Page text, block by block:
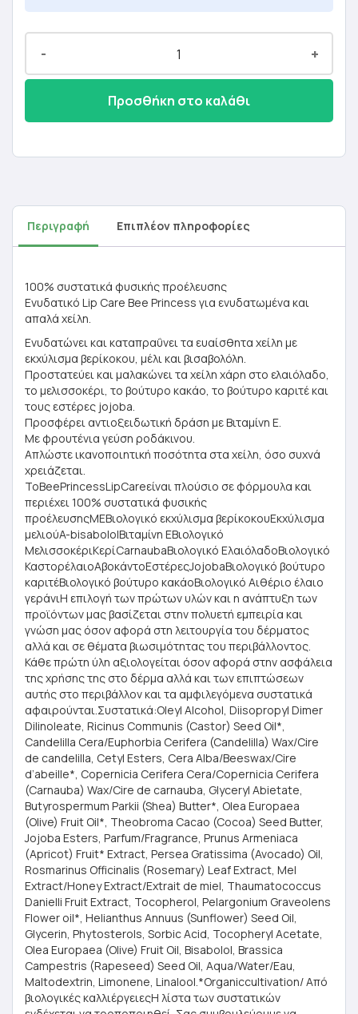
- +
Προσθήκη στο καλάθι
Περιγραφή Επιπλέον πληροφορίες
100% συστατικά φυσικής προέλευσης
Ενυδατικό Lip Care Bee Princess για ενυδατωμένα και
απαλά χείλη.
Ενυδατώνει και καταπραΰνει τα ευαίσθητα χείλη με
εκχύλισμα βερίκοκου, μέλι και βισαβολόλη.
Προστατεύει και μαλακώνει τα χείλη χάρη στο ελαιόλαδο,
το μελισσοκέρι, το βούτυρο κακάο, το βούτυρο καριτέ και
τους εστέρες jojoba.
Προσφέρει αντιοξειδωτική δράση με Βιταμίνη Ε.
Με φρουτένια γεύση ροδάκινου.
Απλώστε ικανοποιητική ποσότητα στα χείλη, όσο συχνά
χρειάζεται.
ΤοBeePrincessLipCareείναι πλούσιο σε φόρμουλα και
περιέχει 100% συστατικά φυσικής
προέλευσηςΜΕΒιολογικό εκχύλισμα βερίκοκουΕκχύλισμα
μελιούA-bisabololΒιταμίνη ΕΒιολογικό
ΜελισσοκέριΚερίCarnaubaΒιολογικό ΕλαιόλαδοΒιολογικό
ΚαστορέλαιοΑβοκάντοΕστέρεςJojobaΒιολογικό βούτυρο
καριτέΒιολογικό βούτυρο κακάοΒιολογικό Αιθέριο έλαιο
γεράνιΗ επιλογή των πρώτων υλών και η ανάπτυξη των
προϊόντων μας βασίζεται στην πολυετή εμπειρία και
γνώση μας όσον αφορά στη λειτουργία του δέρματος
αλλά και σε θέματα βιωσιμότητας του περιβάλλοντος.
Κάθε πρώτη ύλη αξιολογείται όσον αφορά στην ασφάλεια
της χρήσης της στο δέρμα αλλά και των επιπτώσεων
αυτής στο περιβάλλον και τα αμφιλεγόμενα συστατικά
αφαιρούνται.Συστατικά:Oleyl Alcohol, Diisopropyl Dimer
Dilinoleate, Ricinus Communis (Castor) Seed Oil*,
Candelilla Cera/Euphorbia Cerifera (Candelilla) Wax/Cire
de candelilla, Cetyl Esters, Cera Alba/Beeswax/Cire
d’abeille*, Copernicia Cerifera Cera/Copernicia Cerifera
(Carnauba) Wax/Cire de carnauba, Glyceryl Abietate,
Butyrospermum Parkii (Shea) Butter*, Olea Europaea
(Olive) Fruit Oil*, Theobroma Cacao (Cocoa) Seed Butter,
Jojoba Esters, Parfum/Fragrance, Prunus Armeniaca
(Apricot) Fruit* Extract, Persea Gratissima (Avocado) Oil,
Rosmarinus Officinalis (Rosemary) Leaf Extract, Mel
Extract/Honey Extract/Extrait de miel, Thaumatococcus
Danielli Fruit Extract, Tocopherol, Pelargonium Graveolens
Flower oil*, Helianthus Annuus (Sunflower) Seed Oil,
Glycerin, Phytosterols, Sorbic Acid, Tocopheryl Acetate,
Olea Europaea (Olive) Fruit Oil, Bisabolol, Brassica
Campestris (Rapeseed) Seed Oil, Aqua/Water/Eau,
Maltodextrin, Limonene, Linalool.*Organiccultivation/ Από
βιολογικές καλλιέργειεςΗ λίστα των συστατικών